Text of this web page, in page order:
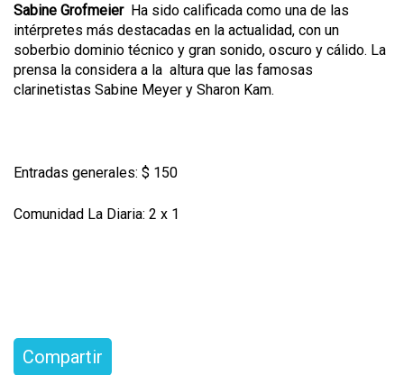
Sabine Grofmeier Ha sido calificada como una de las
intérpretes más destacadas en la actualidad, con un
soberbio dominio técnico y gran sonido, oscuro y cálido. La
prensa la considera a la altura que las famosas
clarinetistas Sabine Meyer y Sharon Kam.
Entradas generales: $ 150
Comunidad La Diaria: 2 x 1
Compartir